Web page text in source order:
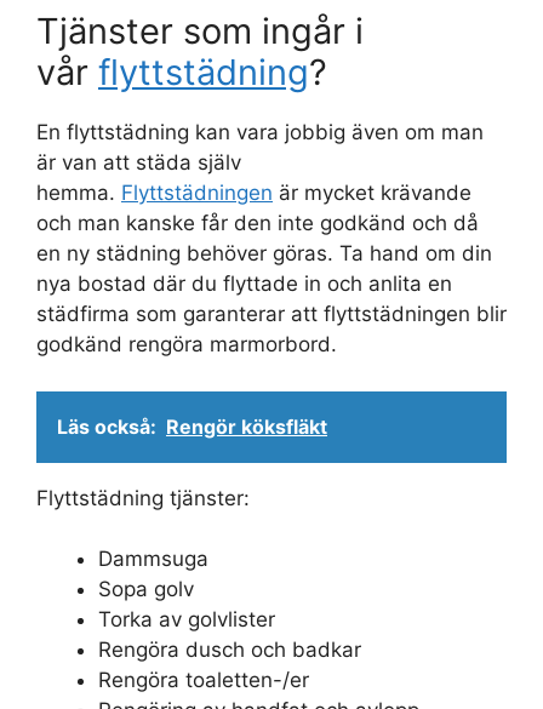
Tjänster som ingår i
vår flyttstädning?
En flyttstädning kan vara jobbig även om man
är van att städa själv
hemma. Flyttstädningen är mycket krävande
och man kanske får den inte godkänd och då
en ny städning behöver göras. Ta hand om din
nya bostad där du flyttade in och anlita en
städfirma som garanterar att flyttstädningen blir
godkänd rengöra marmorbord.
Läs också: Rengör köksfläkt
Flyttstädning tjänster:
Dammsuga
Sopa golv
Torka av golvlister
Rengöra dusch och badkar
Rengöra toaletten-/er